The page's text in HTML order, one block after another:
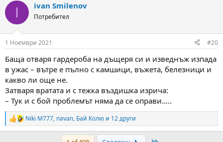
c
i
s
I ivan Smilenov
Потребител
1 Ноември 2021 #20
Баща отваря гардероба на дъщеря си и изведнъж изпада
в ужас – вътре е пълно с камшици, въжета, белезници и
какво ли още не.
Затваря вратата и с тежка въздишка изрича:
– Тук и с бой проблемът няма да се оправи…..
R
e
Niki M777, navan, Бай Колю и 12 други